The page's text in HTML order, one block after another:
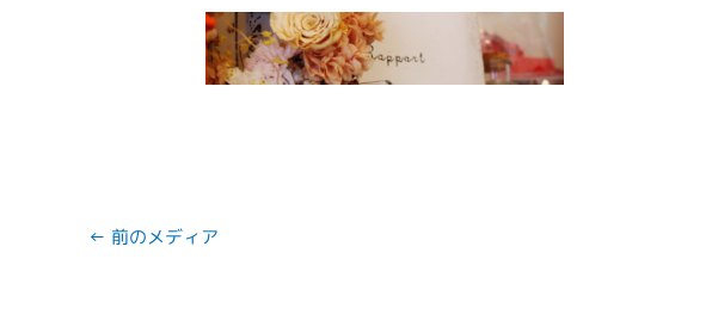
← 前のメディア